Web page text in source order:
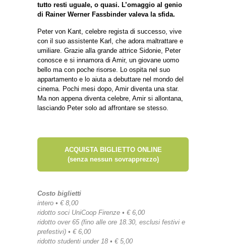
tutto resti uguale, o quasi. L’omaggio al genio
di Rainer Werner Fassbinder valeva la sfida.
Peter von Kant, celebre regista di successo, vive
con il suo assistente Karl, che adora maltrattare e
umiliare. Grazie alla grande attrice Sidonie, Peter
conosce e si innamora di Amir, un giovane uomo
bello ma con poche risorse. Lo ospita nel suo
appartamento e lo aiuta a debuttare nel mondo del
cinema. Pochi mesi dopo, Amir diventa una star.
Ma non appena diventa celebre, Amir si allontana,
lasciando Peter solo ad affrontare se stesso.
ACQUISTA BIGLIETTO ONLINE
(senza nessun sovrapprezzo)
Costo biglietti
intero • € 8,00
ridotto soci UniCoop Firenze • € 6,00
ridotto over 65 (fino alle ore 18.30, esclusi festivi e
prefestivi) • € 6,00
ridotto studenti under 18 • € 5,00